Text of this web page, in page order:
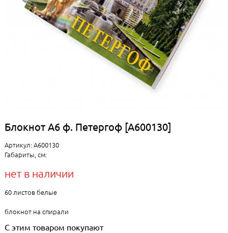
Блокнот А6 ф. Петергоф [А600130]
Артикул: А600130
Габариты, см:
нет в наличии
60 листов белые
блокнот на спирали
С этим товаром покупают